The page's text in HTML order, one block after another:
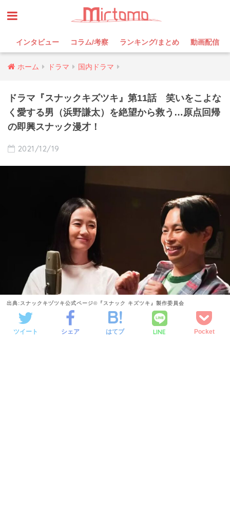
インタビュー コラム/考察 ランキング/まとめ 動画配信
ホーム ドラマ 国内ドラマ
ドラマ『スナックキズツキ』第11話 笑いをこよな
く愛する男（浜野謙太）を絶望から救う…原点回帰
の即興スナック漫才！
2021/12/19
出典:スナックキヅツキ公式ページ©『スナック キズツキ』製作委員会
ツイート シェア はてブ LINE Pocket